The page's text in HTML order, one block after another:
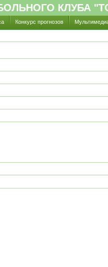
КЛУБА
Конкурс прогнозов